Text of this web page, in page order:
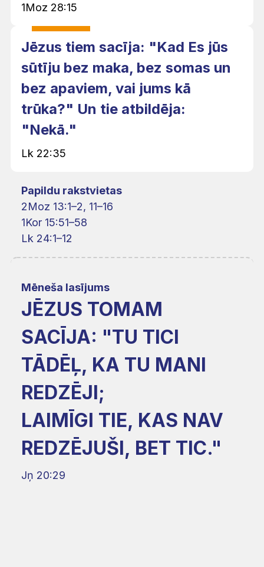
1Moz 28:15
Jēzus tiem sacīja: "Kad Es jūs
sūtīju bez maka, bez somas un
bez apaviem, vai jums kā
trūka?" Un tie atbildēja:
"Nekā."
Lk 22:35
Papildu rakstvietas
2Moz 13:1–2, 11–16
1Kor 15:51–58
Lk 24:1–12
Mēneša lasījums
JĒZUS TOMAM
SACĪJA: "TU TICI
TĀDĒĻ, KA TU MANI
REDZĒJI;
LAIMĪGI TIE, KAS NAV
REDZĒJUŠI, BET TIC."
Jņ 20:29